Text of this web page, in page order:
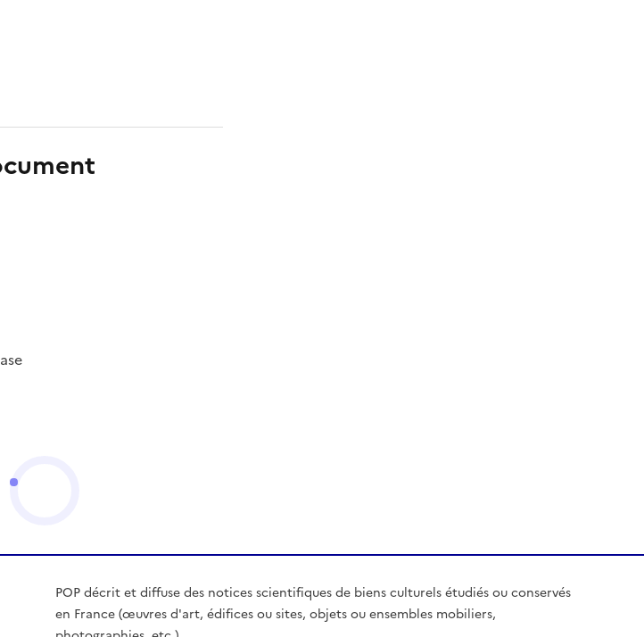
POP décrit et diffuse des notices scientifiques de biens culturels étudiés ou conservés
en France (œuvres d'art, édifices ou sites, objets ou ensembles mobiliers,